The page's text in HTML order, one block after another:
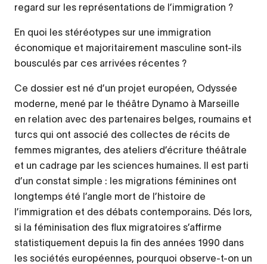
regard sur les représentations de l’immigration ?
En quoi les stéréotypes sur une immigration
économique et majoritairement masculine sont-ils
bousculés par ces arrivées récentes ?
Ce dossier est né d’un projet européen, Odyssée
moderne, mené par le théâtre Dynamo à Marseille
en relation avec des partenaires belges, roumains et
turcs qui ont associé des collectes de récits de
femmes migrantes, des ateliers d’écriture théâtrale
et un cadrage par les sciences humaines. Il est parti
d’un constat simple : les migrations féminines ont
longtemps été l’angle mort de l’histoire de
l’immigration et des débats contemporains. Dés lors,
si la féminisation des flux migratoires s’affirme
statistiquement depuis la fin des années 1990 dans
les sociétés européennes, pourquoi observe-t-on un